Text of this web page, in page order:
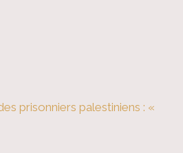
prisonniers palestiniens : «